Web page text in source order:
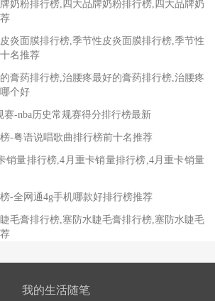
奶粉排行榜,四大品牌奶粉排行榜,四大品牌奶
炎面膜排行榜,季节性皮炎面膜排行榜,季节性
名推荐
膏药排行榜,治腰疼最好的膏药排行榜,治腰疼
个好
赛-nba历史常规赛得分排行榜最新
-粤语说唱歌曲排行榜前十名推荐
销量排行榜,4月重卡销量排行榜,4月重卡销量
-全网通4g手机哪款好排行榜推荐
毛膏排行榜,塞防水睫毛膏排行榜,塞防水睫毛
我的生活随笔